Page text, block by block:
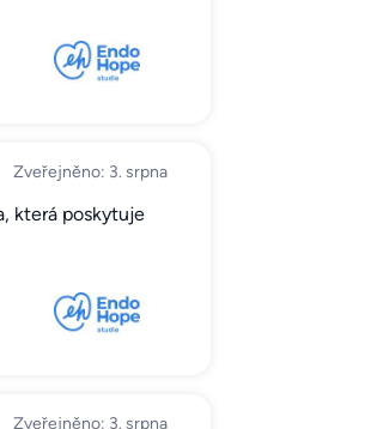
Zveřejněno: 3. srpna
která poskytuje
Zveřejněno: 3. srpna